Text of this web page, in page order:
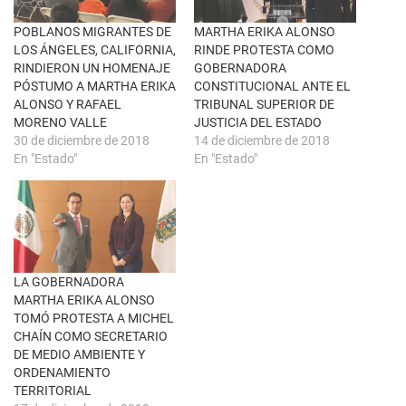
v
e
n
t
a
n
a
n
u
e
v
a
o
o
k
(
S
e
a
b
r
e
e
n
u
v
n
a
u
e
v
a
)
POBLANOS MIGRANTES DE
LOS ÁNGELES, CALIFORNIA,
RINDIERON UN HOMENAJE
PÓSTUMO A MARTHA ERIKA
ALONSO Y RAFAEL
MORENO VALLE
30 de diciembre de 2018
En "Estado"
MARTHA ERIKA ALONSO
RINDE PROTESTA COMO
GOBERNADORA
CONSTITUCIONAL ANTE EL
TRIBUNAL SUPERIOR DE
JUSTICIA DEL ESTADO
14 de diciembre de 2018
En "Estado"
LA GOBERNADORA
MARTHA ERIKA ALONSO
TOMÓ PROTESTA A MICHEL
CHAÍN COMO SECRETARIO
DE MEDIO AMBIENTE Y
ORDENAMIENTO
TERRITORIAL